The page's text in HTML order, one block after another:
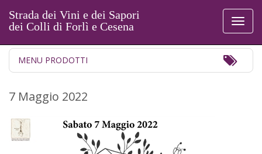
Strada dei Vini e dei Sapori
dei Colli di Forlì e Cesena
MENU PRODOTTI
7 Maggio 2022